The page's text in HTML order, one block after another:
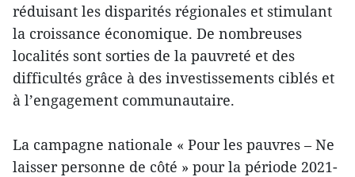
réduisant les disparités régionales et stimulant
la croissance économique. De nombreuses
localités sont sorties de la pauvreté et des
difficultés grâce à des investissements ciblés et
à l’engagement communautaire.
La campagne nationale « Pour les pauvres – Ne
laisser personne de côté » pour la période 2021-